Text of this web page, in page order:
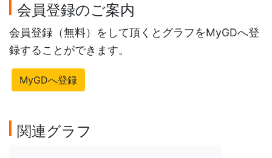
会員登録のご案内
会員登録（無料）をして頂くとグラフをMyGDへ登
録することができます。
MyGDへ登録
関連グラフ